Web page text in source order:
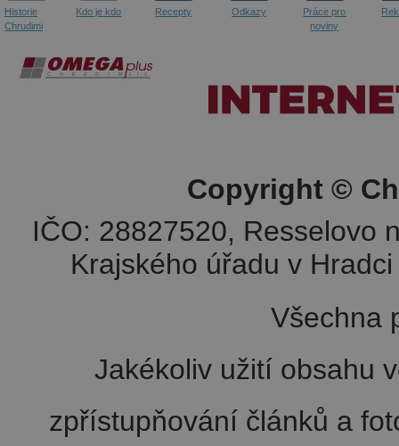
Historie
Chrudimi
Kdo je kdo Recepty Odkazy
Práce pro
noviny
Copyright ©
IČO: 28827520, Resselovo
Krajského úřadu v
Všechna
Jakékoliv užití obsahu
zpřístupňování článků a